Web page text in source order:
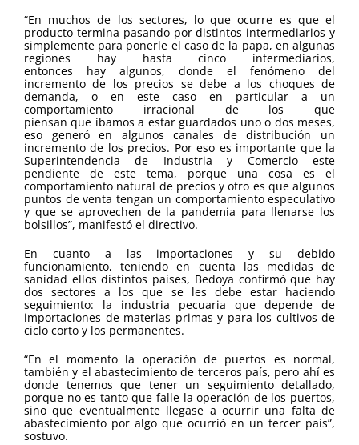
“En muchos de los sectores, lo que ocurre es que el
producto termina pasando por distintos intermediarios y
simplemente para ponerle el caso de la papa, en algunas
regiones hay hasta cinco intermediarios,
entonces hay algunos, donde el fenómeno del
incremento de los precios se debe a los choques de
demanda, o en este caso en particular a un
comportamiento irracional de los que
piensan que íbamos a estar guardados uno o dos meses,
eso generó en algunos canales de distribución un
incremento de los precios. Por eso es importante que la
Superintendencia de Industria y Comercio este
pendiente de este tema, porque una cosa es el
comportamiento natural de precios y otro es que algunos
puntos de venta tengan un comportamiento especulativo
y que se aprovechen de la pandemia para llenarse los
bolsillos”, manifestó el directivo.
En cuanto a las importaciones y su debido
funcionamiento, teniendo en cuenta las medidas de
sanidad ellos distintos países, Bedoya confirmó que hay
dos sectores a los que se les debe estar haciendo
seguimiento: la industria pecuaria que depende de
importaciones de materias primas y para los cultivos de
ciclo corto y los permanentes.
“En el momento la operación de puertos es normal,
también y el abastecimiento de terceros país, pero ahí es
donde tenemos que tener un seguimiento detallado,
porque no es tanto que falle la operación de los puertos,
sino que eventualmente llegase a ocurrir una falta de
abastecimiento por algo que ocurrió en un tercer país”,
sostuvo.